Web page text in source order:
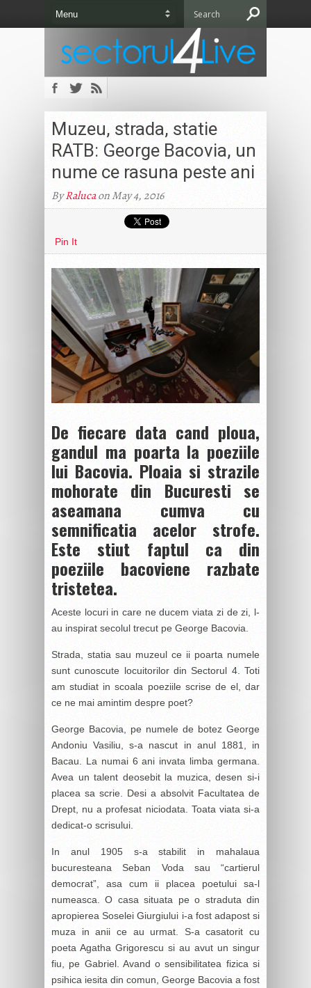
Muzeu, strada, statie
RATB: George Bacovia, un
nume ce rasuna peste ani
ByRalucaon May 4, 2016
Pin It
De fiecare data cand ploua,
gandul ma poarta la poeziile
lui Bacovia. Ploaia si strazile
mohorate din Bucuresti se
aseamana cumva cu
semnificatia acelor strofe.
Este stiut faptul ca din
poeziile bacoviene razbate
tristetea.
Aceste locuri in care ne ducem viata zi de zi, l-
au inspirat secolul trecut pe George Bacovia.
Strada, statia sau muzeul ce ii poarta numele
sunt cunoscute locuitorilor din Sectorul 4. Toti
am studiat in scoala poeziile scrise de el, dar
ce ne mai amintim despre poet?
George Bacovia, pe numele de botez George
Andoniu Vasiliu, s-a nascut in anul 1881, in
Bacau. La numai 6 ani invata limba germana.
Avea un talent deosebit la muzica, desen si-i
placea sa scrie. Desi a absolvit Facultatea de
Drept, nu a profesat niciodata. Toata viata si-a
dedicat-o scrisului.
In anul 1905 s-a stabilit in mahalaua
bucuresteana Seban Voda sau “cartierul
democrat”, asa cum ii placea poetului sa-l
numeasca. O casa situata pe o straduta din
apropierea Soselei Giurgiului i-a fost adapost si
muza in anii ce au urmat. S-a casatorit cu
poeta Agatha Grigorescu si au avut un singur
fiu, pe Gabriel. Avand o sensibilitatea fizica si
psihica iesita din comun, George Bacovia a fost